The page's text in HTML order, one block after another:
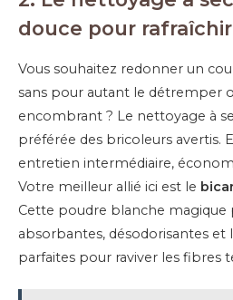
douce pour
Vous souhaitez redonner un
sans pour autant le détremper
encombrant ? Le nettoyage à
préférée des bricoleurs avertis.
entretien intermédiaire,
Votre meilleur allié ici est le
Cette poudre blanche magique
absorbantes, désodorisantes et
parfaites pour raviver les fibres